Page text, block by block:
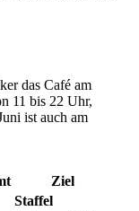
das Café am
11 bis 22 Uhr,
ist auch am
Ziel
Staffel